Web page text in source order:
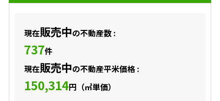
現在販売中の不動産数 :
737件
現在販売中の不動産平米価格 :
150,314円（㎡単価）